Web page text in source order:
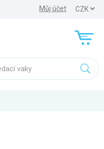
Můj účet